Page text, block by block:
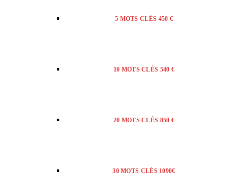
5 MOTS CLÉS 450 €
10 MOTS CLÉS 540 €
20 MOTS CLÉS 850 €
30 MOTS CLÉS 1090€